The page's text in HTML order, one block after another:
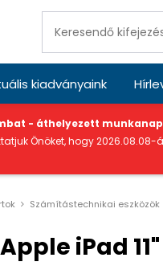
kiadványaink
- áthelyezett munkanap
Önöket, hogy
Számítástechnikai eszközök
iPad